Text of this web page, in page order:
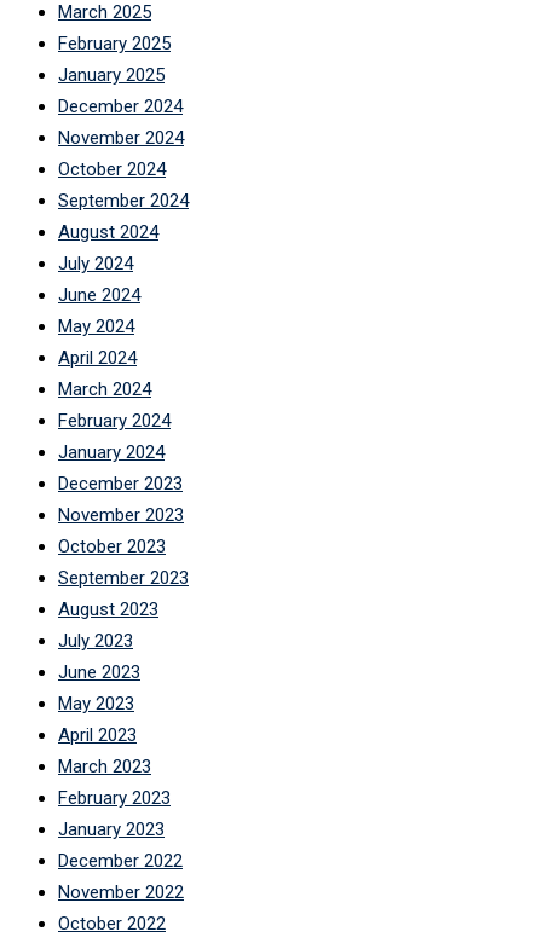
March 2025
February 2025
January 2025
December 2024
November 2024
October 2024
September 2024
August 2024
July 2024
June 2024
May 2024
April 2024
March 2024
February 2024
January 2024
December 2023
November 2023
October 2023
September 2023
August 2023
July 2023
June 2023
May 2023
April 2023
March 2023
February 2023
January 2023
December 2022
November 2022
October 2022